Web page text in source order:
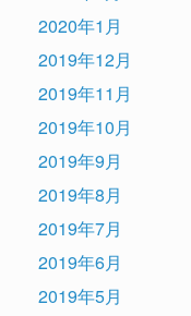
2020年1月
2019年12月
2019年11月
2019年10月
2019年9月
2019年8月
2019年7月
2019年6月
2019年5月